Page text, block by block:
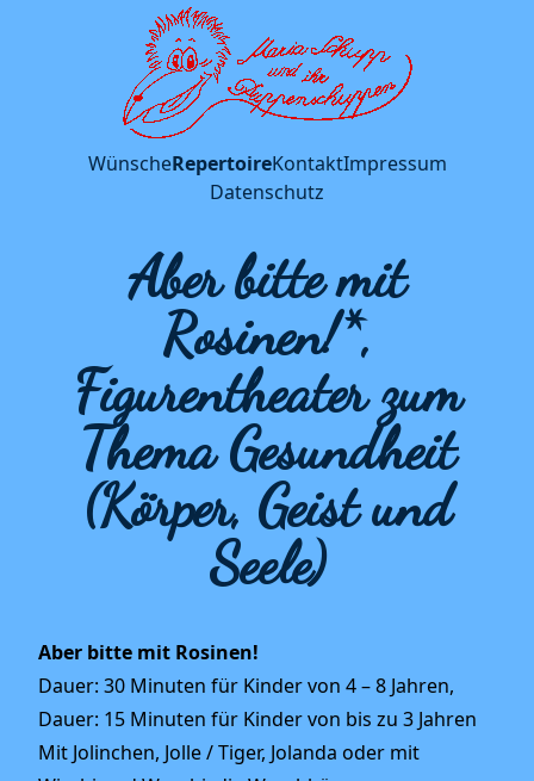
WünscheRepertoireKontaktImpressum
Datenschutz
Aber bitte mit
Rosinen!*,
Figurentheater zum
Thema Gesundheit
(Körper, Geist und
Seele)
Aber bitte mit Rosinen!
Dauer: 30 Minuten für Kinder von 4 – 8 Jahren,
Dauer: 15 Minuten für Kinder von bis zu 3 Jahren
Mit Jolinchen, Jolle / Tiger, Jolanda oder mit